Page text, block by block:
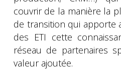
couvrir de la manière la
de transition qui apporte
des ETI cette
réseau de partenaires
valeur ajoutée.